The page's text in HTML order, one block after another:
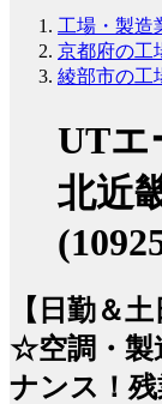
工場・製造
京都府の工
綾部市の工
UTエ
北近
【日勤＆
☆空調・製
ナンス！残